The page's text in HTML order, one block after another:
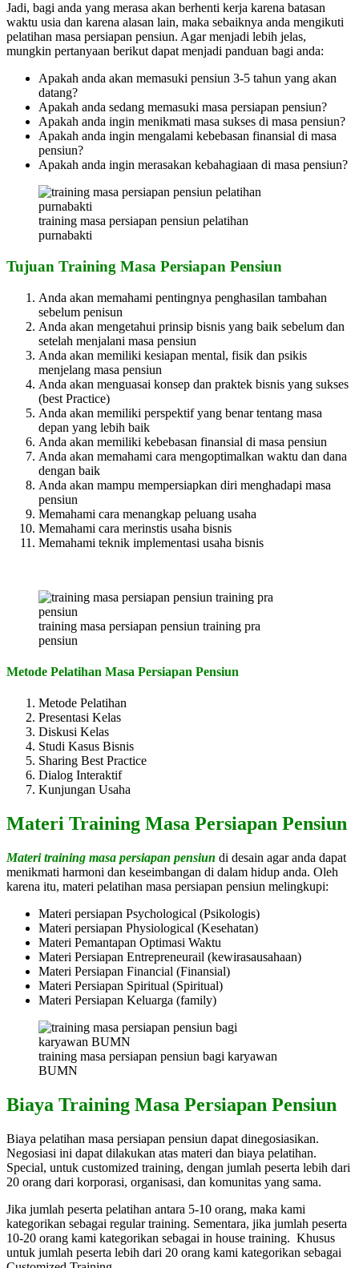
Jadi, bagi anda yang merasa akan berhenti kerja karena batasan
waktu usia dan karena alasan lain, maka sebaiknya anda mengikuti
pelatihan masa persiapan pensiun. Agar menjadi lebih jelas,
mungkin pertanyaan berikut dapat menjadi panduan bagi anda:
Apakah anda akan memasuki pensiun 3-5 tahun yang akan
datang?
Apakah anda sedang memasuki masa persiapan pensiun?
Apakah anda ingin menikmati masa sukses di masa pensiun?
Apakah anda ingin mengalami kebebasan finansial di masa
pensiun?
Apakah anda ingin merasakan kebahagiaan di masa pensiun?
training masa persiapan pensiun pelatihan
purnabakti
Tujuan Training Masa Persiapan Pensiun
Anda akan memahami pentingnya penghasilan tambahan
sebelum penisun
Anda akan mengetahui prinsip bisnis yang baik sebelum dan
setelah menjalani masa pensiun
Anda akan memiliki kesiapan mental, fisik dan psikis
menjelang masa pensiun
Anda akan menguasai konsep dan praktek bisnis yang sukses
(best Practice)
Anda akan memiliki perspektif yang benar tentang masa
depan yang lebih baik
Anda akan memiliki kebebasan finansial di masa pensiun
Anda akan memahami cara mengoptimalkan waktu dan dana
dengan baik
Anda akan mampu mempersiapkan diri menghadapi masa
pensiun
Memahami cara menangkap peluang usaha
Memahami cara merinstis usaha bisnis
Memahami teknik implementasi usaha bisnis
training masa persiapan pensiun training pra
pensiun
Metode Pelatihan Masa Persiapan Pensiun
Metode Pelatihan
Presentasi Kelas
Diskusi Kelas
Studi Kasus Bisnis
Sharing Best Practice
Dialog Interaktif
Kunjungan Usaha
Materi Training Masa Persiapan Pensiun
Materi training masa persiapan pensiun di desain agar anda dapat
menikmati harmoni dan keseimbangan di dalam hidup anda. Oleh
karena itu, materi pelatihan masa persiapan pensiun melingkupi:
Materi persiapan Psychological (Psikologis)
Materi persiapan Physiological (Kesehatan)
Materi Pemantapan Optimasi Waktu
Materi Persiapan Entrepreneurail (kewirasausahaan)
Materi Persiapan Financial (Finansial)
Materi Persiapan Spiritual (Spiritual)
Materi Persiapan Keluarga (family)
training masa persiapan pensiun bagi karyawan
BUMN
Biaya Training Masa Persiapan Pensiun
Biaya pelatihan masa persiapan pensiun dapat dinegosiasikan.
Negosiasi ini dapat dilakukan atas materi dan biaya pelatihan.
Special, untuk customized training, dengan jumlah peserta lebih dari
20 orang dari korporasi, organisasi, dan komunitas yang sama.
Jika jumlah peserta pelatihan antara 5-10 orang, maka kami
kategorikan sebagai regular training. Sementara, jika jumlah peserta
10-20 orang kami kategorikan sebagai in house training. Khusus
untuk jumlah peserta lebih dari 20 orang kami kategorikan sebagai